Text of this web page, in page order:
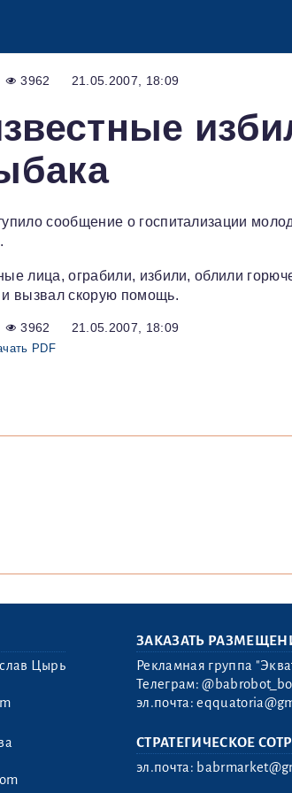
3962 21.05.2007, 18:09
сообщение о госпитализации
лица, ограбили, избили, облили
вызвал скорую помощь.
3962 21.05.2007, 18:09
PDF
Цырь
ЗАКАЗАТЬ
Рекламная группа
Телеграм:
эл.почта:
СТРАТЕГИЧЕСКОЕ
эл.почта: